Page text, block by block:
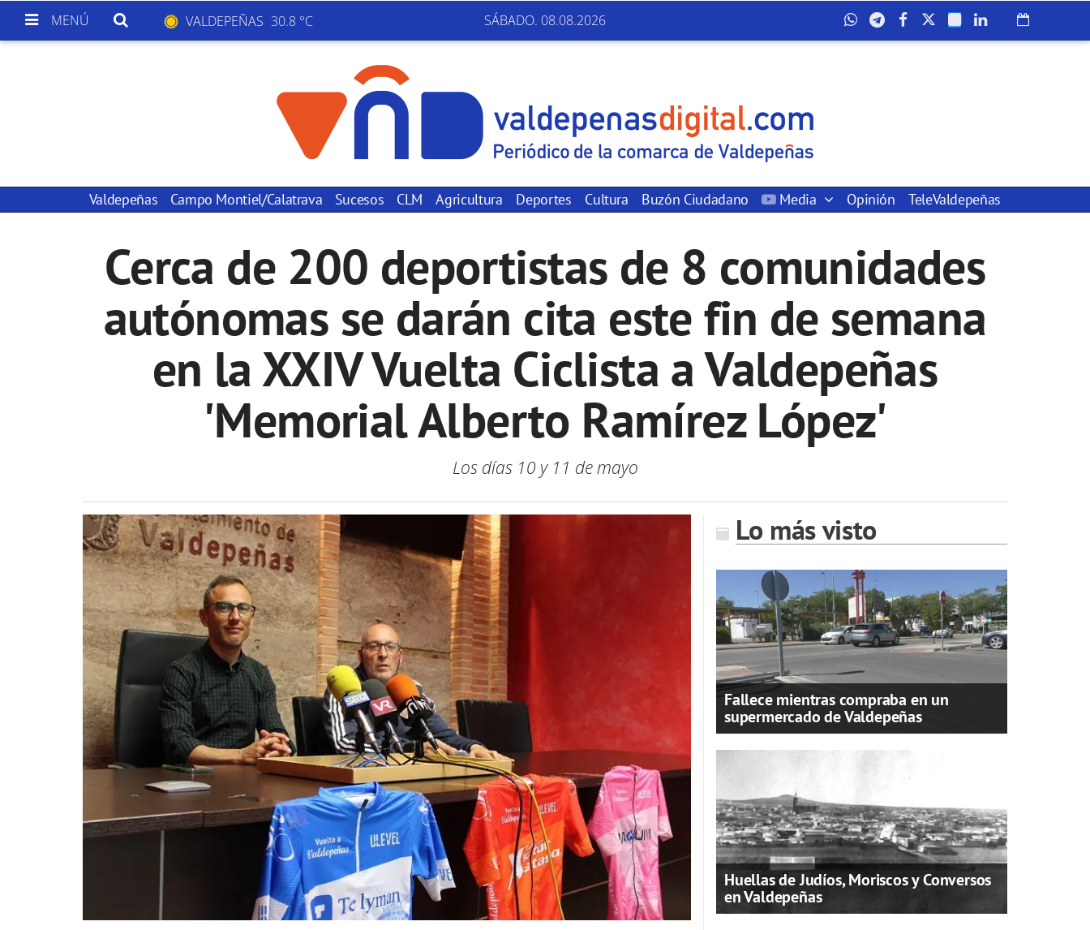
MENÚ VALDEPEÑAS 30.8 °C SÁBADO. 08.08.2026
Valdepeñas Campo Montiel/Calatrava Sucesos CLM Agricultura Deportes Cultura Buzón Ciudadano Media Opinión TeleValdepeñas
Cerca de 200 deportistas de 8 comunidades
autónomas se darán cita este fin de semana
en la XXIV Vuelta Ciclista a Valdepeñas
'Memorial Alberto Ramírez López'
Los días 10 y 11 de mayo
Lo más visto
Fallece mientras compraba en un
supermercado de Valdepeñas
Huellas de Judíos, Moriscos y Conversos
en Valdepeñas